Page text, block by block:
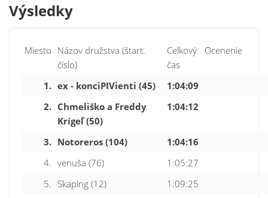
Výsledky
Miesto Názov družstva (štart.
číslo)
Celkový
čas
Ocenenie
1. ex - konciPIVienti (45)
1:04:09
2. Chmeliško a Freddy
Krígeľ (50)
1:04:12
3. Notoreros (104)
1:04:16
4. venuša (76)
1:05:27
5. Skaping (12)
1:09:25